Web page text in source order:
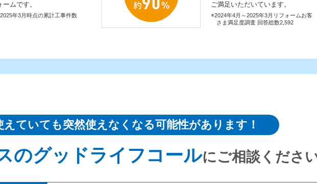
ームです。
年3月時点の累計工事件数
ご満足いただいています。
※2024年4月～2025年3月リフォームお客
さま満足度調査 回答総数2,592
えていても突然使えなくなる可能性があります！
のグッドライフコールにご相談くださ